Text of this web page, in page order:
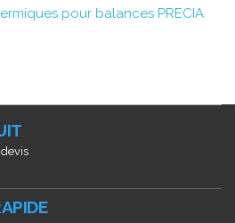
pour balances PRECIA